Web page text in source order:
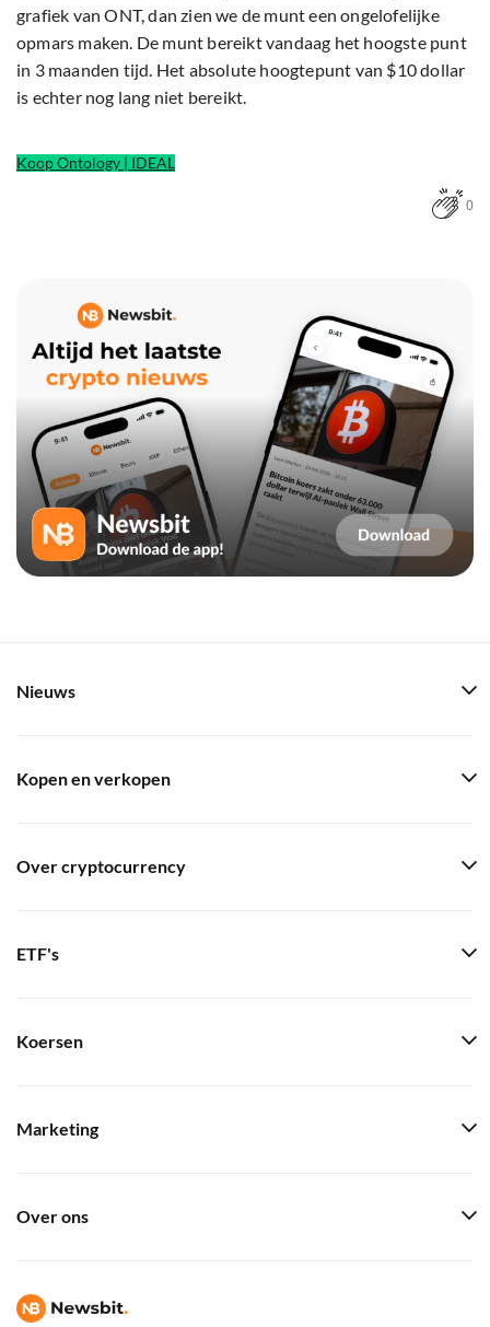
grafiek van ONT, dan zien we de munt een ongelofelijke
opmars maken. De munt bereikt vandaag het hoogste punt
in 3 maanden tijd. Het absolute hoogtepunt van $10 dollar
is echter nog lang niet bereikt.
Koop Ontology | IDEAL
0
Nieuws
Kopen en verkopen
Over cryptocurrency
ETF's
Koersen
Marketing
Over ons